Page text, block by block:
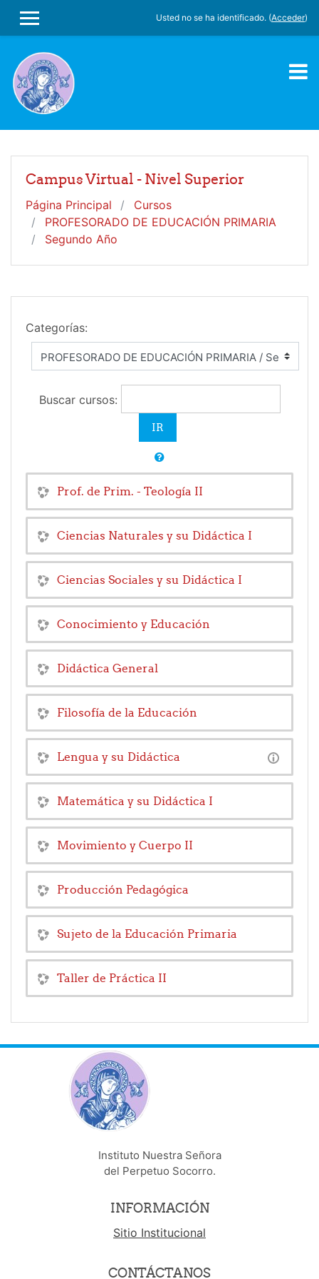
PANEL LATERAL
Usted no se ha identificado. (Acceder)
Campus Virtual - Nivel Superior
Página Principal
Cursos
PROFESORADO DE EDUCACIÓN PRIMARIA
Segundo Año
Categorías:
Buscar cursos:
Prof. de Prim. - Teología II
Ciencias Naturales y su Didáctica I
Ciencias Sociales y su Didáctica I
Conocimiento y Educación
Didáctica General
Filosofía de la Educación
Lengua y su Didáctica
Matemática y su Didáctica I
Movimiento y Cuerpo II
Producción Pedagógica
Sujeto de la Educación Primaria
Taller de Práctica II
Instituto Nuestra Señora
del Perpetuo Socorro.
INFORMACIÓN
Sitio Institucional
CONTÁCTANOS